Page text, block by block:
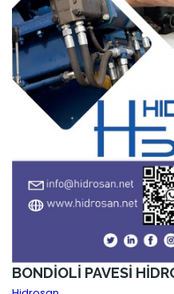
BONDİOLİ PAVESİ